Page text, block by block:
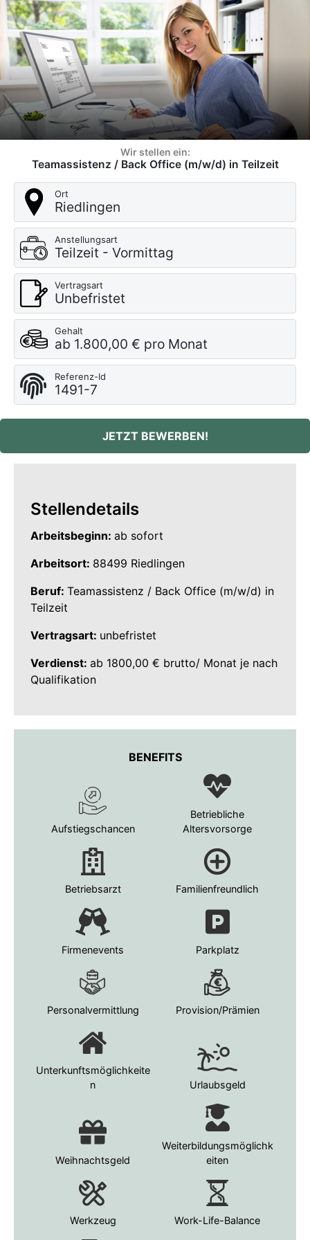
Wir stellen ein:
Teamassistenz / Back Office (m/w/d) in Teilzeit
Ort
Riedlingen
Anstellungsart
Teilzeit - Vormittag
Vertragsart
Unbefristet
Gehalt
ab 1.800,00 € pro Monat
Referenz-Id
1491-7
JETZT BEWERBEN!
Stellendetails
Arbeitsbeginn: ab sofort
Arbeitsort: 88499 Riedlingen
Beruf: Teamassistenz / Back Office (m/w/d) in
Teilzeit
Vertragsart: unbefristet
Verdienst: ab 1800,00 € brutto/ Monat je nach
Qualifikation
BENEFITS
Aufstiegschancen
Betriebliche
Altersvorsorge
Betriebsarzt Familienfreundlich
Firmenevents Parkplatz
Personalvermittlung Provision/Prämien
Unterkunftsmöglichkeite
n
Urlaubsgeld
Weihnachtsgeld
Weiterbildungsmöglichk
eiten
Werkzeug Work-Life-Balance